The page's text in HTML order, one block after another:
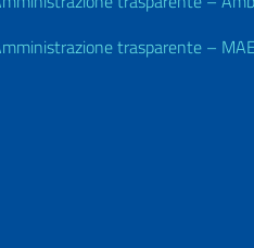
trasparente –